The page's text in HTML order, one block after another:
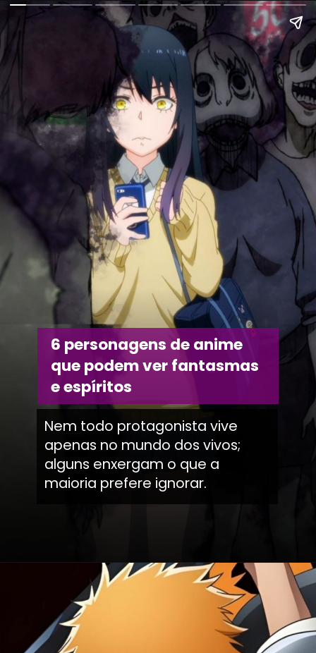
Nem todo protagonista vive
apenas no mundo dos vivos;
alguns enxergam o que a
maioria prefere ignorar.
6 personagens de anime
que podem ver fantasmas
e espíritos